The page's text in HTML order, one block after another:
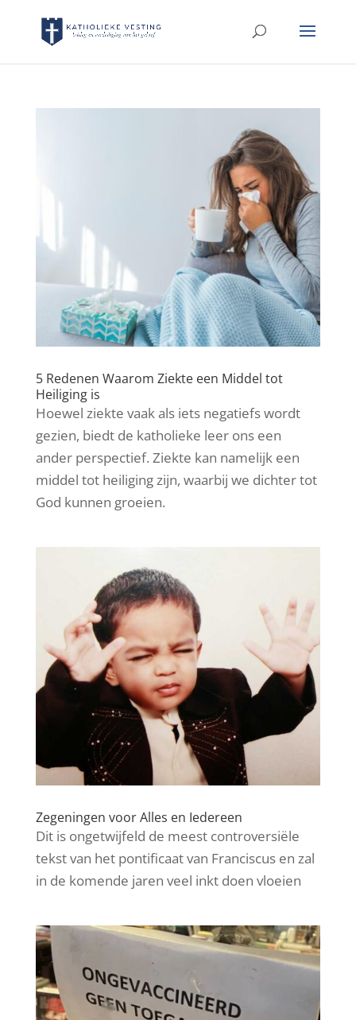
5 Redenen Waarom Ziekte een Middel tot
Heiliging is
Hoewel ziekte vaak als iets negatiefs wordt
gezien, biedt de katholieke leer ons een
ander perspectief. Ziekte kan namelijk een
middel tot heiliging zijn, waarbij we dichter tot
God kunnen groeien.
Zegeningen voor Alles en Iedereen
Dit is ongetwijfeld de meest controversiële
tekst van het pontificaat van Franciscus en zal
in de komende jaren veel inkt doen vloeien